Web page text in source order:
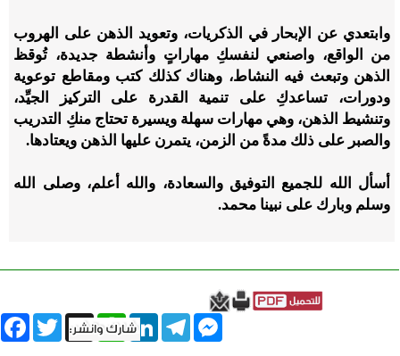
وابتعدي عن الإبحار في الذكريات، وتعويد الذهن على الهروب
من الواقع، واصنعي لنفسكِ مهاراتٍ وأنشطة جديدة، تُوقظ
الذهن وتبعث فيه النشاط، وهناك كذلك كتب ومقاطع توعوية
ودورات، تساعدكِ على تنمية القدرة على التركيز الجيِّد،
وتنشيط الذهن، وهي مهارات سهلة ويسيرة تحتاج منكِ التدريب
والصبر على ذلك مدةً من الزمن، يتمرن عليها الذهن ويعتادها.
أسأل الله للجميع التوفيق والسعادة، والله أعلم، وصلى الله
وسلم وبارك على نبينا محمد.
Twitter X
WhatsAppLinkedInTelegram
Messenger